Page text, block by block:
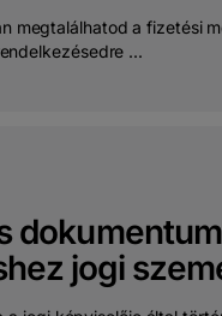
megtalálhatod a fizetési
...
jogi